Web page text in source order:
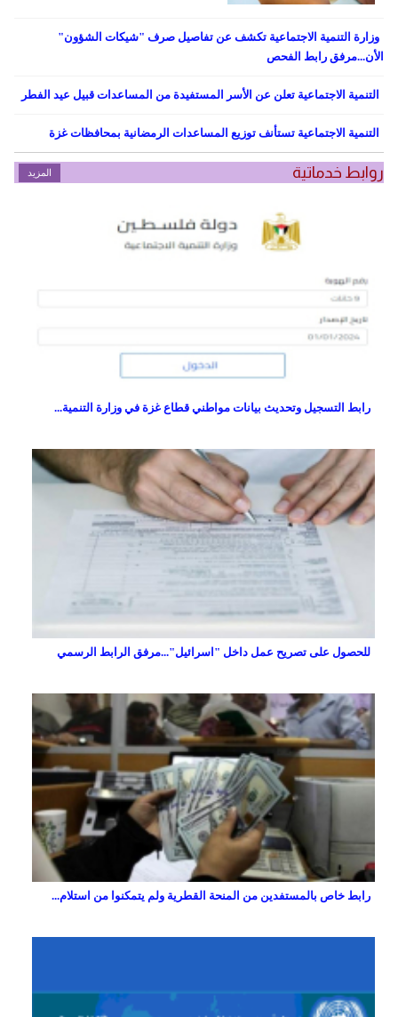
وزارة التنمية الاجتماعية تكشف عن تفاصيل صرف "شيكات الشؤون"
الأن...مرفق رابط الفحص
التنمية الاجتماعية تعلن عن الأسر المستفيدة من المساعدات قبيل عيد الفطر
التنمية الاجتماعية تستأنف توزيع المساعدات الرمضانية بمحافظات غزة
روابط خدماتية المزيد
رابط التسجيل وتحديث بيانات مواطني قطاع غزة في وزارة التنمية...
للحصول على تصريح عمل داخل "اسرائيل"...مرفق الرابط الرسمي
رابط خاص بالمستفدين من المنحة القطرية ولم يتمكنوا من استلام...